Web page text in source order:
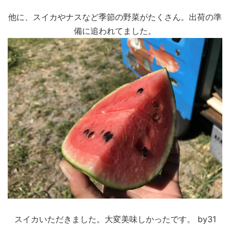
他に、スイカやナスなど季節の野菜がたくさん。出荷の準
備に追われてました。
スイカいただきました。大変美味しかったです。 by31